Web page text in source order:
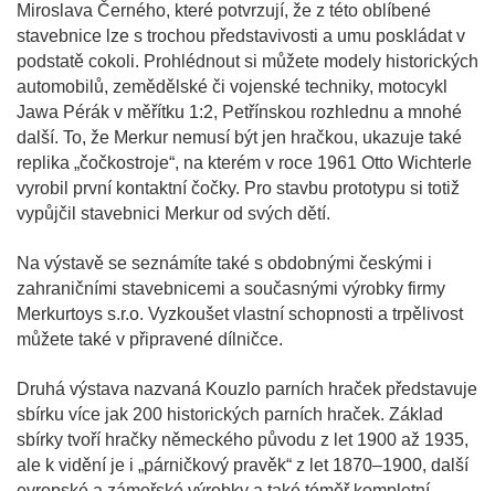
Miroslava Černého, které potvrzují, že z této oblíbené
stavebnice lze s trochou představivosti a umu poskládat v
podstatě cokoli. Prohlédnout si můžete modely historických
automobilů, zemědělské či vojenské techniky, motocykl
Jawa Pérák v měřítku 1:2, Petřínskou rozhlednu a mnohé
další. To, že Merkur nemusí být jen hračkou, ukazuje také
replika „čočkostroje“, na kterém v roce 1961 Otto Wichterle
vyrobil první kontaktní čočky. Pro stavbu prototypu si totiž
vypůjčil stavebnici Merkur od svých dětí.
Na výstavě se seznámíte také s obdobnými českými i
zahraničními stavebnicemi a současnými výrobky firmy
Merkurtoys s.r.o. Vyzkoušet vlastní schopnosti a trpělivost
můžete také v připravené dílničce.
Druhá výstava nazvaná Kouzlo parních hraček představuje
sbírku více jak 200 historických parních hraček. Základ
sbírky tvoří hračky německého původu z let 1900 až 1935,
ale k vidění je i „párničkový pravěk“ z let 1870–1900, další